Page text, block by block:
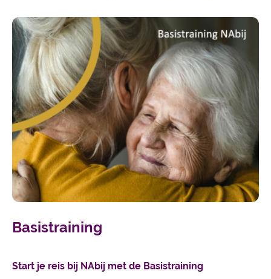
Basistraining
Start je reis bij NAbij met de Basistraining